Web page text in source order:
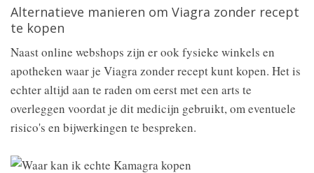
Alternatieve manieren om Viagra zonder recept
te kopen
Naast online webshops zijn er ook fysieke winkels en
apotheken waar je Viagra zonder recept kunt kopen. Het is
echter altijd aan te raden om eerst met een arts te
overleggen voordat je dit medicijn gebruikt, om eventuele
risico's en bijwerkingen te bespreken.